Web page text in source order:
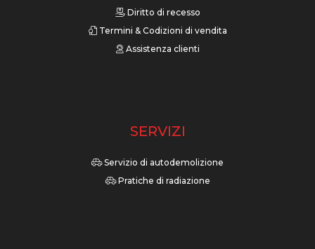
Diritto di recesso
Termini & Codizioni di vendita
Assistenza clienti
SERVIZI
Servizio di autodemolizione
Pratiche di radiazione